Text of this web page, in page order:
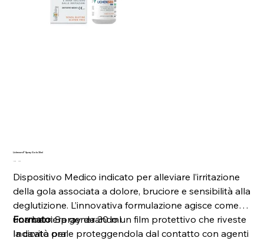
Lichensed® Spray Gola 30ml
Prezzo
Prezzo
Dispositivo Medico indicato per alleviare l’irritazione
della gola associata a dolore, bruciore e sensibilità alla
deglutizione. L’innovativa formulazione agisce come
una barriera generando un film protettivo che riveste
la cavità orale proteggendola dal contatto con agenti
Formato:Spray da 30 ml
Indicato per